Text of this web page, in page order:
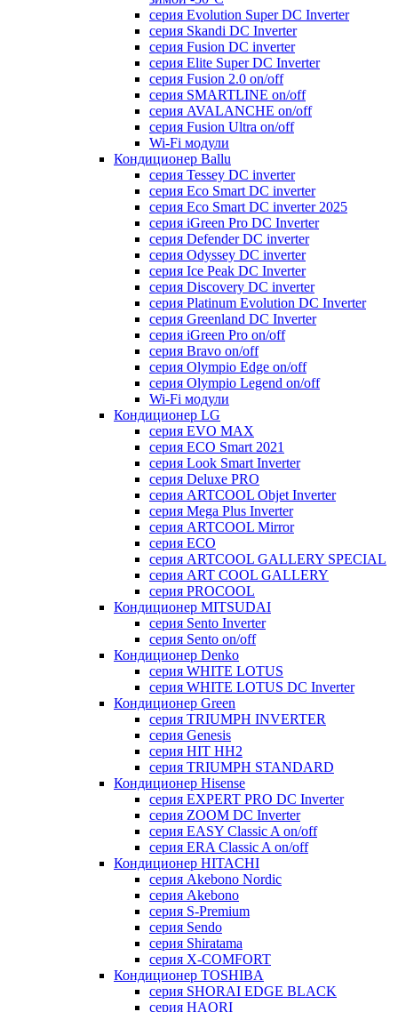
серия Evolution Super DC Inverter
серия Skandi DC Inverter
серия Fusion DC inverter
серия Elite Super DC Inverter
серия Fusion 2.0 on/off
серия SMARTLINE on/off
серия AVALANCHE on/off
серия Fusion Ultra on/off
Wi-Fi модули
Кондиционер Ballu
серия Tessey DC inverter
серия Eco Smart DC inverter
серия Eco Smart DC inverter 2025
серия iGreen Pro DC Inverter
серия Defender DC inverter
серия Odyssey DC inverter
серия Ice Peak DС Inverter
cерия Discovery DC inverter
серия Platinum Evolution DC Inverter
серия Greenland DC Inverter
серия iGreen Pro on/off
серия Bravo on/off
серия Olympio Edge on/off
серия Olympio Legend on/off
Wi-Fi модули
Кондиционер LG
серия EVO MAX
серия ECO Smart 2021
серия Look Smart Inverter
серия Deluxe PRO
серия ARTCOOL Objet Inverter
серия Mega Plus Inverter
серия ARTCOOL Mirror
серия ECO
серия ARTCOOL GALLERY SPECIAL
серия ART COOL GALLERY
серия PROCOOL
Кондиционер MITSUDAI
серия Sento Inverter
серия Sento on/off
Кондиционер Denko
серия WHITE LOTUS
серия WHITE LOTUS DC Inverter
Кондиционер Green
серия TRIUMPH INVERTER
серия Genesis
серия HIT HH2
серия TRIUMPH STANDARD
Кондиционер Hisense
серия EXPERT PRO DC Inverter
серия ZOOM DC Inverter
серия EASY Classic A on/off
серия ERA Classic A on/off
Кондиционер HITACHI
cерия Akebono Nordic
серия Akebono
серия S-Premium
серия Sendo
серия Shiratama
серия X-COMFORT
Кондиционер TOSHIBA
серия SHORAI EDGE BLACK
серия HAORI